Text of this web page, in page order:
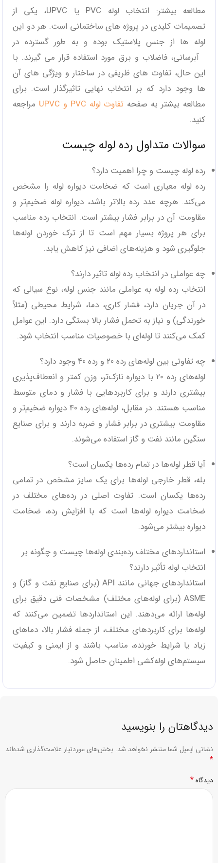
مطالعه بیشتر: انتخاب لوله PVC یا UPVC، یکی از
تصمیمات کلیدی در پروژه ‌های ساختمانی است. هر دو این
لوله‌ ها از جنس پلاستیک بوده و به طور گسترده در
آبرسانی، فاضلاب و برق مورد استفاده قرار می‌ گیرند. با
این حال، تفاوت ‌های ظریفی در ساختار و ویژگی‌ های آن‌
ها وجود دارد که بر انتخاب نهایی تاثیرگذار است. برای
مطالعه بیشتر به صفحه تفاوت لوله PVC و UPVC
مراجعه
کنید.
سوالات متداول رده لوله چیست
رده لوله چیست و چرا اهمیت دارد؟
رده لوله معیاری است که ضخامت دیواره لوله را مشخص
می‌کند. هرچه عدد رده بالاتر باشد، دیواره لوله ضخیم‌تر و
مقاومت آن در برابر فشار بیشتر است. انتخاب رده مناسب
برای هر پروژه بسیار مهم است تا از ترک خوردن لوله‌ها
جلوگیری شود و هزینه‌های اضافی نیز کاهش یابد.
چه عواملی در انتخاب رده لوله تاثیر دارند؟
انتخاب رده لوله به عواملی مانند جنس لوله، نوع سیالی که
در آن جریان دارد، فشار کاری، دما، شرایط محیطی (مثلاً
خورندگی) و نیاز به تحمل فشار بالا بستگی دارد. این عوامل
کمک می‌کنند تا لوله‌ای با خصوصیات مناسب انتخاب شود.
چه تفاوتی بین لوله‌های رده 20 و رده 40 وجود دارد؟
لوله‌های رده 20 با دیواره نازک‌تر، وزن کمتر و انعطاف‌پذیری
بیشتری دارند و برای کاربردهایی با فشار و دمای متوسط
مناسب هستند. در مقابل، لوله‌های رده 40 دیواره ضخیم‌تر و
مقاومت بیشتری در برابر فشار و ضربه دارند و برای صنایع
سنگین مانند نفت و گاز استفاده می‌شوند.
آیا قطر لوله‌ها در تمام رده‌ها یکسان است؟
بله، قطر خارجی لوله‌ها برای یک سایز مشخص در تمامی
رده‌ها یکسان است. تفاوت اصلی در رده‌های مختلف در
ضخامت دیواره لوله‌ها است که با افزایش رده، ضخامت
دیواره بیشتر می‌شود.
استانداردهای مختلف رده‌بندی لوله‌ها چیست و چگونه بر
انتخاب لوله تأثیر دارند؟
استانداردهای جهانی مانند API (برای صنایع نفت و گاز) و
ASME (برای لوله‌های مختلف) مشخصات فنی دقیق برای
لوله‌ها ارائه می‌دهند. این استانداردها تضمین می‌کنند که
لوله‌ها برای کاربردهای مختلف، از جمله فشار بالا، دماهای
زیاد یا شرایط خورنده، مناسب باشند و از ایمنی و کیفیت
سیستم‌های لوله‌کشی اطمینان حاصل شود.
دیدگاهتان را بنویسید
نشانی ایمیل شما منتشر نخواهد شد. بخش‌های موردنیاز علامت‌گذاری شده‌اند
*
دیدگاه*